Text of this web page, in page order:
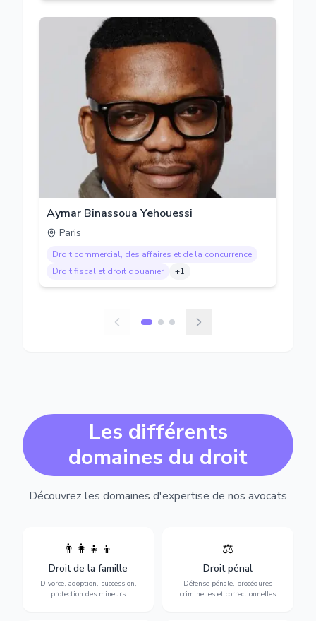
Aymar Binassoua Yehouessi
Paris
Droit commercial, des affaires et de la concurrence
Droit fiscal et droit douanier
+1
Les différents
domaines du droit
Découvrez les domaines d'expertise de nos avocats
👨‍👩‍👧‍👦
Droit de la famille
Divorce, adoption, succession,
protection des mineurs
Divorce, garde d'enfants,
adoption, succession et
protection des personnes
vulnérables.
⚖️
Droit pénal
Défense pénale, procédures
criminelles et correctionnelles
Expertise en matière pénale,
vue jusqu'au procès, pour
toute affaire correctionnelle
ou criminelle.